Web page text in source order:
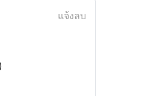
แจ้งลบ